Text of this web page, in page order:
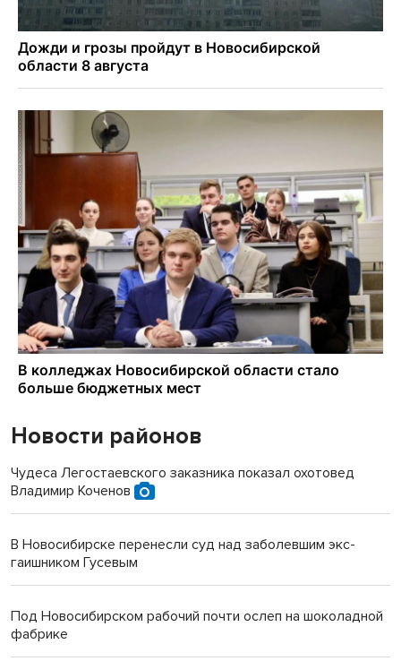
Новости районов
Чудеса Легостаевского заказника показал охотовед
Владимир Коченов
В Новосибирске перенесли суд над заболевшим экс-
гаишником Гусевым
Под Новосибирском рабочий почти ослеп на шоколадной
фабрике